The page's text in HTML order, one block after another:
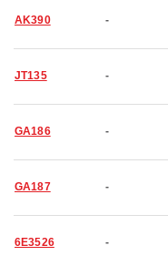
AK390 -
JT135 -
GA186 -
GA187 -
6E3526 -